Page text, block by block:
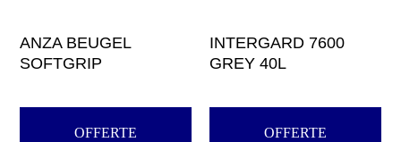
ANZA BEUGEL
SOFTGRIP
OFFERTE
INTERGARD 7600
GREY 40L
OFFERTE